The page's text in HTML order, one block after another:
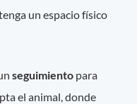
un espacio físico
seguimiento para
el animal, donde